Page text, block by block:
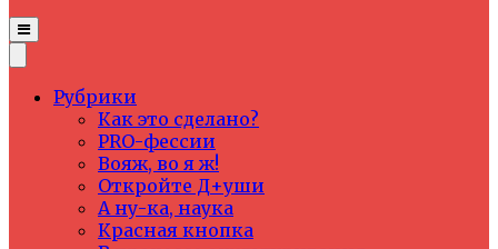
Рубрики
Как это сделано?
PRO-фессии
Вояж, во я ж!
Откройте Д+уши
А ну-ка, наука
Красная кнопка